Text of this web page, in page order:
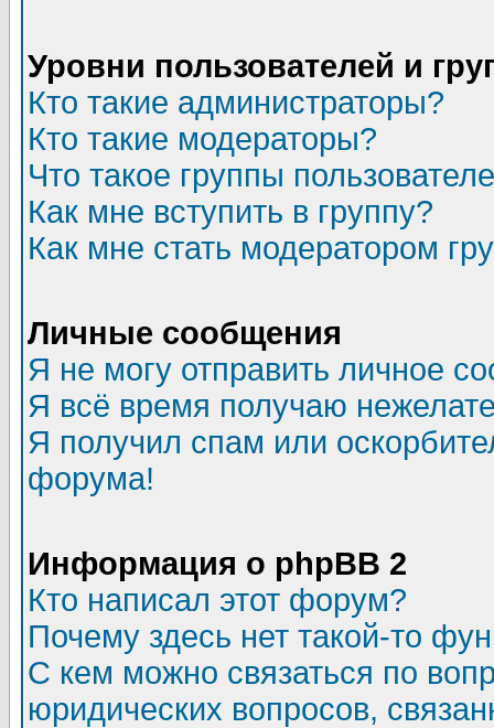
Уровни пользователей и
Кто такие администраторы?
Кто такие модераторы?
Что такое группы
Как мне вступить в группу?
Как мне стать модератором
Личные сообщения
Я не могу отправить личное
Я всё время получаю
Я получил спам или
форума!
Информация о phpBB 2
Кто написал этот форум?
Почему здесь нет такой-то
С кем можно связаться по
юридических вопросов,